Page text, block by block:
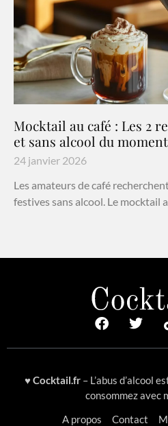
Mocktail au café : Les 2
et sans alcool du moment
24 janvier 2026
Les amateurs de café
festives sans alcool. Le mocktail
♥ Cocktail.fr– L’abus d’alcool
consommez avec
A propos
Contact